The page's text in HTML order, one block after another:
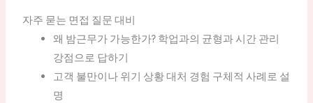
자주 묻는 면접 질문 대비
왜 밤근무가 가능한가? 학업과의 균형과 시간 관리
강점으로 답하기
고객 불만이나 위기 상황 대처 경험 구체적 사례로 설
명